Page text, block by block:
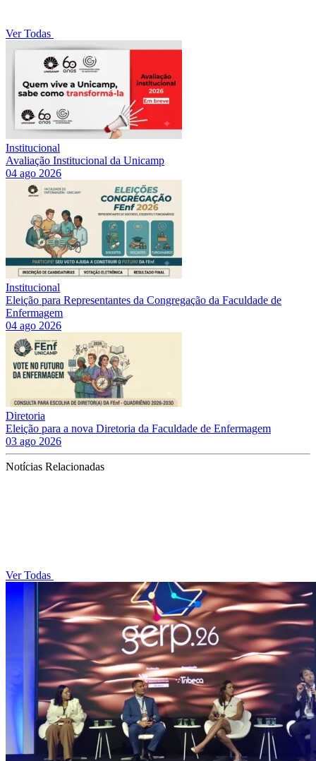
Ver Todas
Institucional
Avaliação Institucional da Unicamp
04 ago 2026
Institucional
Eleição para Representantes da Congregação da Faculdade de
Enfermagem
04 ago 2026
Diretoria
Eleição para a nova Diretoria da Faculdade de Enfermagem
03 ago 2026
Notícias Relacionadas
Ver Todas